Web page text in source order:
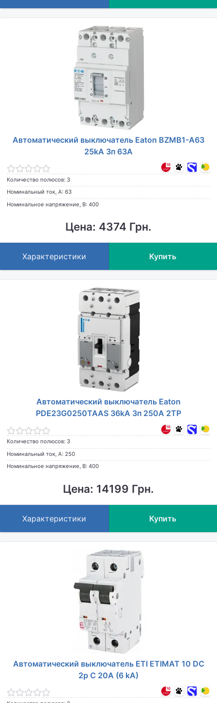
Автоматический выключатель Eaton BZMB1-A63
25kA 3п 63A
Количество полюсов: 3
Номинальный ток, А: 63
Номинальное напряжение, В: 400
Цена: 4374 Грн.
Характеристики Купить
Автоматический выключатель Eaton
PDE23G0250TAAS 36kA 3п 250A 2TP
Количество полюсов: 3
Номинальный ток, А: 250
Номинальное напряжение, В: 400
Цена: 14199 Грн.
Характеристики Купить
Автоматический выключатель ETI ETIMAT 10 DC
2p C 20A (6 kA)